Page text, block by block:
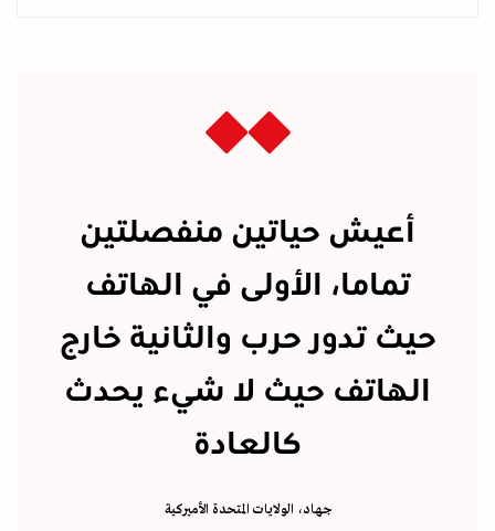
أعيش حياتين منفصلتين
تماما، الأولى في الهاتف
حيث تدور حرب والثانية خارج
الهاتف حيث لا شيء يحدث
كالعادة
جهاد، الولايات المتحدة الأميركية